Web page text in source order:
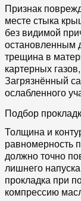
Признак
месте стыка
без видимой
остановленным
трещина в
картерных
Загрязнённый
ослабленного
Подбор
Толщина и
равномерность
должно точно
лишнего
прокладка при
компрессию